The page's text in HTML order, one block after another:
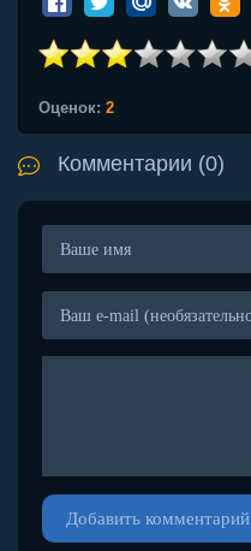
Оценок: 2
Комментарии (0)
Добавить комментарий